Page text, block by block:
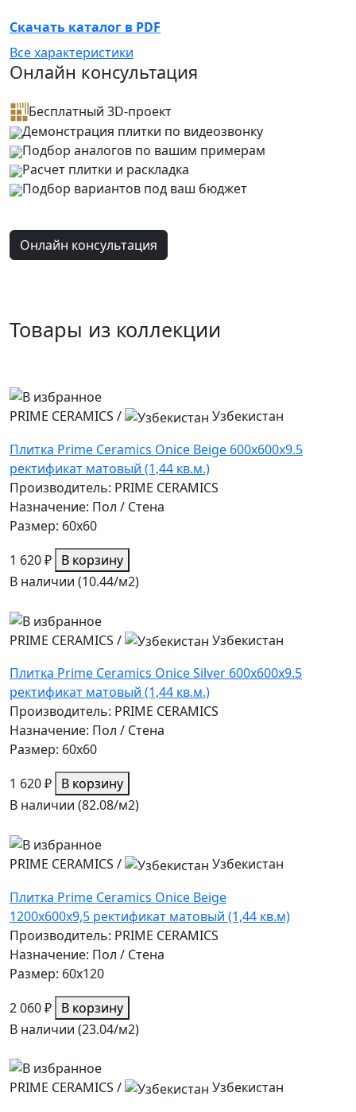
Скачать каталог в PDF
Все характеристики
Онлайн консультация
Бесплатный 3D-проект
Демонстрация плитки по видеозвонку
Подбор аналогов по вашим примерам
Расчет плитки и раскладка
Подбор вариантов под ваш бюджет
Онлайн консультация
Товары из коллекции
PRIME CERAMICS /
Узбекистан
Плитка Prime Ceramics Onice Beige 600х600х9.5
ректификат матовый (1,44 кв.м.)
Производитель: PRIME CERAMICS
Назначение: Пол / Стена
Размер: 60x60
1 620 ₽ В корзину
В наличии (10.44/м2)
PRIME CERAMICS /
Узбекистан
Плитка Prime Ceramics Onice Silver 600x600x9.5
ректификат матовый (1,44 кв.м.)
Производитель: PRIME CERAMICS
Назначение: Пол / Стена
Размер: 60x60
1 620 ₽ В корзину
В наличии (82.08/м2)
PRIME CERAMICS /
Узбекистан
Плитка Prime Ceramics Onice Beige
1200х600х9,5 ректификат матовый (1,44 кв.м)
Производитель: PRIME CERAMICS
Назначение: Пол / Стена
Размер: 60x120
2 060 ₽ В корзину
В наличии (23.04/м2)
PRIME CERAMICS /
Узбекистан